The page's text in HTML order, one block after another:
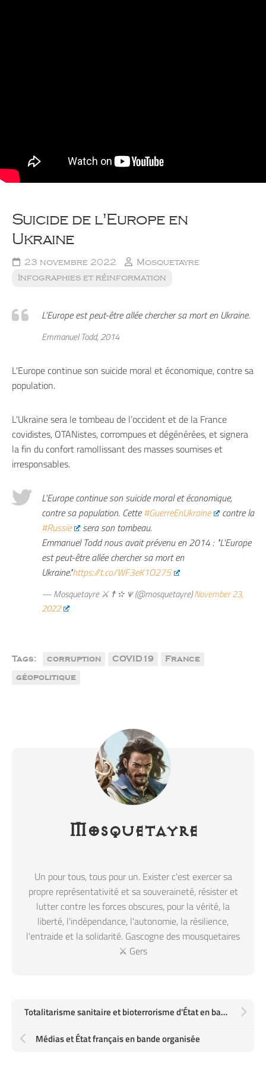
Suicide de l'Europe en
Ukraine
23 novembre 2022
Mosquetayre
Infographies et réinformation
L'Europe est peut-être allée chercher sa mort en Ukraine.
Emmanuel Todd, 2014
L'Europe continue son suicide moral et économique, contre sa
population.
L'Ukraine sera le tombeau de l’occident et de la France
covidistes, OTANistes, corrompues et dégénérées, et signera
la fin du confort ramollissant des masses soumises et
irresponsables.
L'Europe continue son suicide moral et économique,
contre sa population. Cette#GuerreEnUkraine
contre la
#Russie
sera son tombeau.
Emmanuel Todd nous avait prévenu en 2014 : "L'Europe
est peut-être allée chercher sa mort en
Ukraine."https://t.co/WF3eK1O275
— Mosquetayre ⚔ ☨ ✫ ⩛ (@mosquetayre)November 23,
2022
Tags: corruption COVID19
France
géopolitique
Mosquetayre
Un pour tous, tous pour un. Exister c'est exercer sa
propre représentativité et sa souveraineté, résister et
lutter contre les forces obscures, pour la vérité, la
liberté, l'indépendance, l'autonomie, la résilience,
l'entraide et la solidarité. Gascogne des mousquetaires
⚔️ Gers
Totalitarisme sanitaire et bioterrorisme d'État en bande organisée
Médias et État français en bande organisée